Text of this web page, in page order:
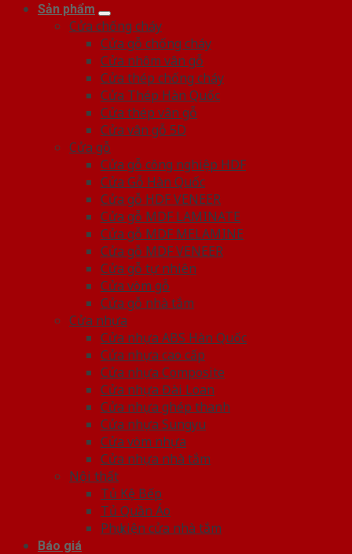
Sản phẩm
Cửa chống cháy
Cửa gỗ chống cháy
Cửa nhôm vân gỗ
Cửa thép chống cháy
Cửa Thép Hàn Quốc
Cửa thép vân gỗ
Cửa vân gỗ 5D
Cửa gỗ
Cửa gỗ công nghiệp HDF
Cửa Gỗ Hàn Quốc
Cửa gỗ HDF VENEER
Cửa gỗ MDF LAMINATE
Cửa gỗ MDF MELAMINE
Cửa gỗ MDF VENEER
Cửa gỗ tự nhiên
Cửa vòm gỗ
Cửa gỗ nhà tắm
Cửa nhựa
Cửa nhựa ABS Hàn Quốc
Cửa nhựa cao cấp
Cửa nhựa Composite
Cửa nhựa Đài Loan
Cửa nhựa ghép thanh
Cửa nhựa Sungyu
Cửa vòm nhựa
Cửa nhựa nhà tắm
Nội thất
Tủ Kệ Bếp
Tủ Quần Áo
Phụ kiện cửa nhà tắm
Báo giá